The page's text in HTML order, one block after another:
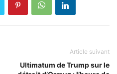
Article suivant
Ultimatum de Trump sur le